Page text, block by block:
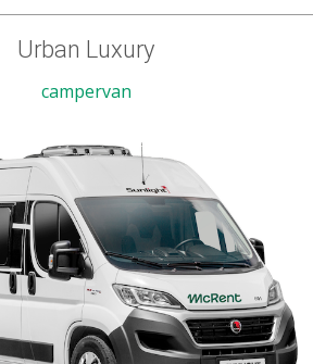
Urban Luxury
campervan